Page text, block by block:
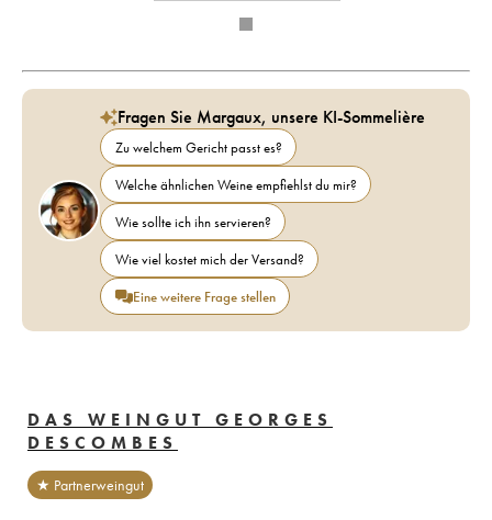
Fragen Sie Margaux, unsere KI-Sommelière
Zu welchem Gericht passt es?
Welche ähnlichen Weine empfiehlst du mir?
Wie sollte ich ihn servieren?
Wie viel kostet mich der Versand?
Eine weitere Frage stellen
DAS WEINGUT GEORGES
DESCOMBES
★ Partnerweingut